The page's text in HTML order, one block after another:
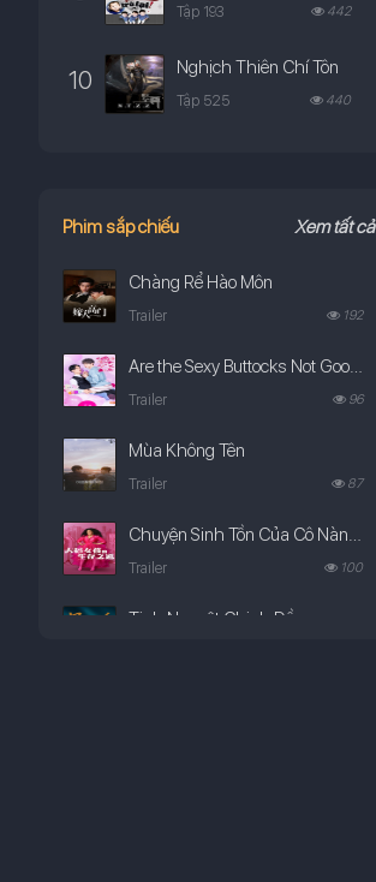
Tập 193 442
10 Nghịch Thiên Chí Tôn
Tập 525 440
Phim sắp chiếu Xem tất cả
Chàng Rể Hào Môn
Trailer 192
Are the Sexy Buttocks Not Good?
Trailer 96
Mùa Không Tên
Trailer 87
Chuyện Sinh Tồn Của Cô Nàng Ngoại Cỡ (Phần 3)
Trailer 100
Tinh Nguyệt Chinh Đồ